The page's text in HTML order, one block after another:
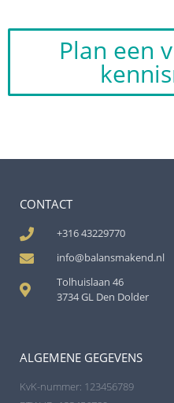
Plan een
CONTACT
+316 43229770
info@balansmakend.nl
Tolhuislaan 46
3734 GL Den Dolder
ALGEMENE GEGEVENS
KvK-nummer: 123456789